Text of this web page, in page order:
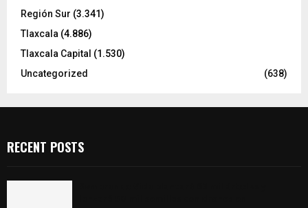
Región Sur (3.341)
Tlaxcala (4.886)
Tlaxcala Capital (1.530)
Uncategorized
(638)
RECENT POSTS